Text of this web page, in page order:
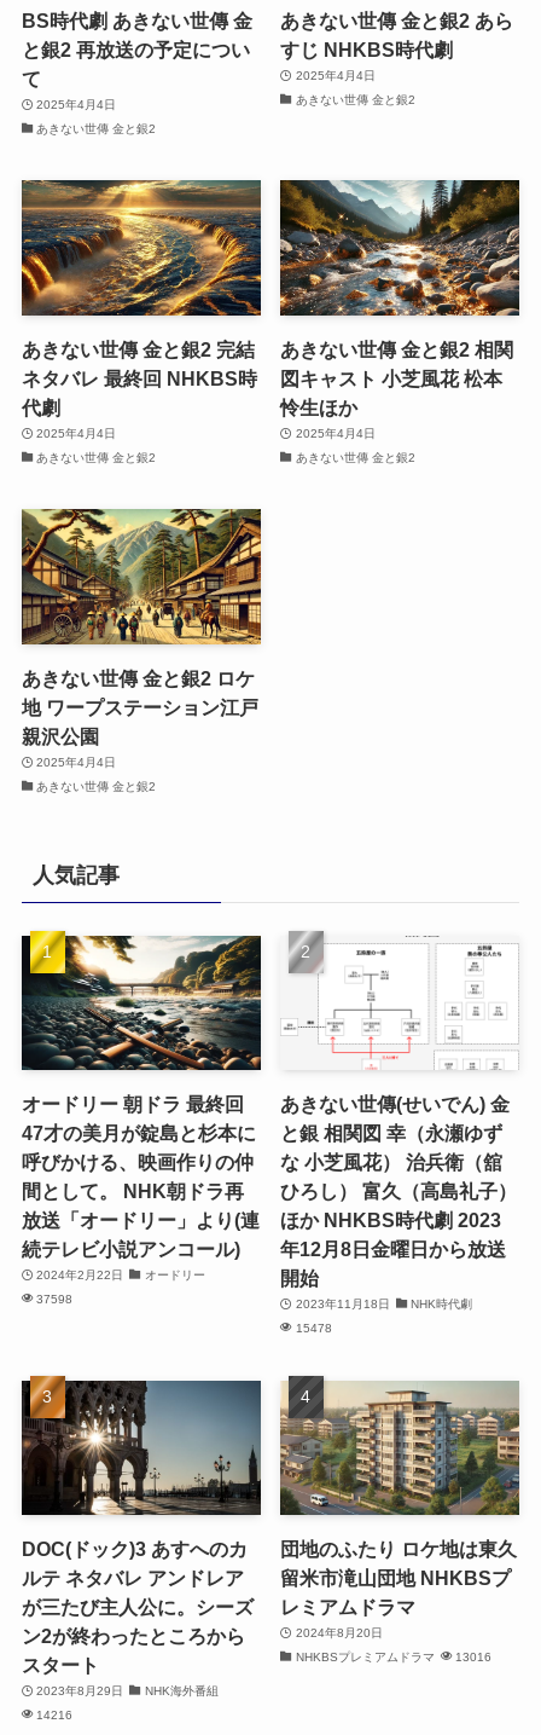
BS時代劇 あきない世傳 金
と銀2 再放送の予定につい
て
2025年4月4日
あきない世傳 金と銀2
あきない世傳 金と銀2 あら
すじ NHKBS時代劇
2025年4月4日
あきない世傳 金と銀2
あきない世傳 金と銀2 完結
ネタバレ 最終回 NHKBS時
代劇
2025年4月4日
あきない世傳 金と銀2
あきない世傳 金と銀2 相関
図キャスト 小芝風花 松本
怜生ほか
2025年4月4日
あきない世傳 金と銀2
あきない世傳 金と銀2 ロケ
地 ワープステーション江戸
親沢公園
2025年4月4日
あきない世傳 金と銀2
人気記事
オードリー 朝ドラ 最終回
47才の美月が錠島と杉本に
呼びかける、映画作りの仲
間として。 NHK朝ドラ再
放送「オードリー」より(連
続テレビ小説アンコール)
2024年2月22日
オードリー
37598
あきない世傳(せいでん) 金
と銀 相関図 幸（永瀬ゆず
な 小芝風花） 治兵衛（舘
ひろし） 富久（高島礼子）
ほか NHKBS時代劇 2023
年12月8日金曜日から放送
開始
2023年11月18日
NHK時代劇
15478
DOC(ドック)3 あすへのカ
ルテ ネタバレ アンドレア
が三たび主人公に。シーズ
ン2が終わったところから
スタート
2023年8月29日
NHK海外番組
14216
団地のふたり ロケ地は東久
留米市滝山団地 NHKBSプ
レミアムドラマ
2024年8月20日
NHKBSプレミアムドラマ
13016